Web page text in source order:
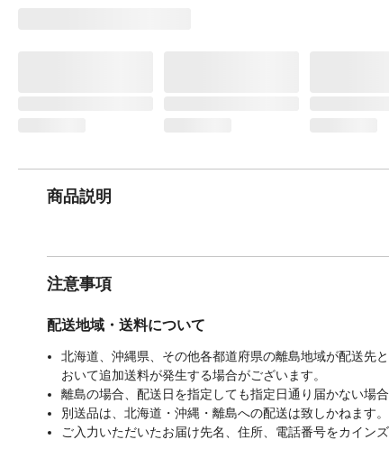
商品説明
注意事項
配送地域・送料について
北海道、沖縄県、その他各都道府県の離島地域が配送先
おいて追加送料が発生する場合がございます。
離島の場合、配送日を指定しても指定日通り届かない場合
別送品は、北海道・沖縄・離島への配送は致しかねます。
ご入力いただいたお届け先名、住所、電話番号をカイン